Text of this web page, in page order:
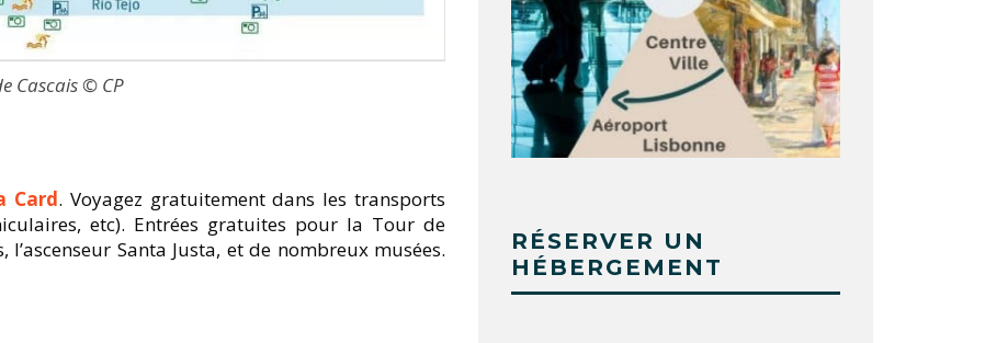
Cascais © CP
Card. Voyagez gratuitement dans les transports
etc). Entrées gratuites pour la Tour de
Santa Justa, et de nombreux musées.
RÉSERVER UN
HÉBERGEMENT